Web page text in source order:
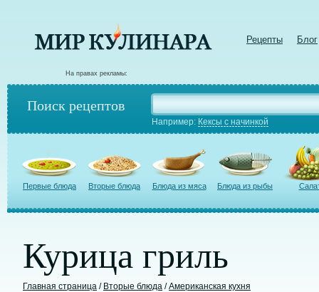
Рецепты Блог
На правах рекламы:
Поиск рецептов
Например: Кексы с начинкой
Первые блюда Вторые блюда Блюда из мяса Блюда из рыбы
Курица гриль
Главная страница / Вторые блюда /Американская кухня